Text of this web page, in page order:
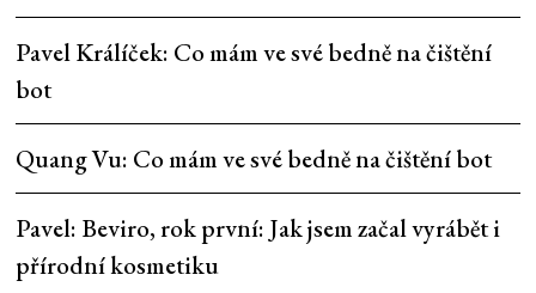
Pavel Králíček: Co mám ve své bedně na čištění
bot
Quang Vu: Co mám ve své bedně na čištění bot
Pavel: Beviro, rok první: Jak jsem začal vyrábět i
přírodní kosmetiku